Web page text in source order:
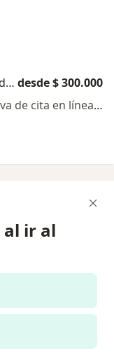
Aclaramiento - blanqueamiento dental desde $ 300.000
Este especialista no ofrece reserva de cita en línea en esta dirección.
al ir al